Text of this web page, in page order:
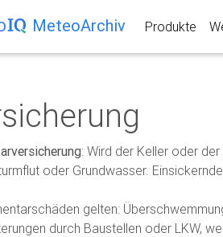
MeteoArchiv Produkte
: Wird der Keller oder
oder Grundwasser.
gelten:
durch Baustellen oder LKW,